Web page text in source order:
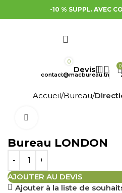
-10 % SUPPL. AVEC
0
0
contact@macbureau.tn
Accueil Bureau
Bureau LONDON
AJOUTER AU DEVIS
Ajouter à la liste de